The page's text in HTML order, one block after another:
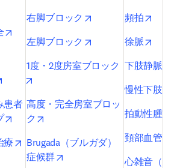
opens in new tab/window
患者
opens in new tab/window
療 opens in new tab/window
右脚ブロック opens in new tab/
左脚ブロック opens in new tab/
1度・2度房室ブロック
高度・完全房室ブロッ
ク
opens in new tab/window
Brugada（ブルガダ）
症候群
opens in new tab/window
頻拍
徐脈
下肢静脈怒
慢性下肢動
拍動性腫瘤
頚部血管雑
心雑音（先